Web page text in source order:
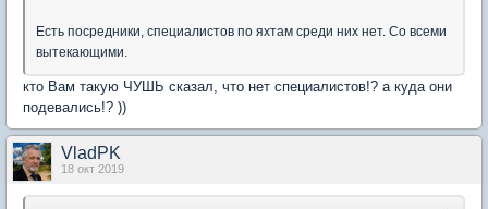
Есть посредники, специалистов по яхтам среди них нет. Со всеми
вытекающими.
кто Вам такую ЧУШЬ сказал, что нет специалистов!? а куда они
подевались!? ))
VladPK
18 окт 2019